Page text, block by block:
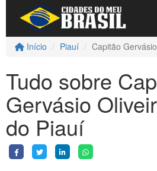
Início Piauí Capitão
Tudo sobre
Gervásio
do Piauí